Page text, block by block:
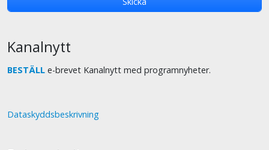
Kanalnytt
BESTÄLL e-brevet Kanalnytt med programnyheter.
Dataskyddsbeskrivning